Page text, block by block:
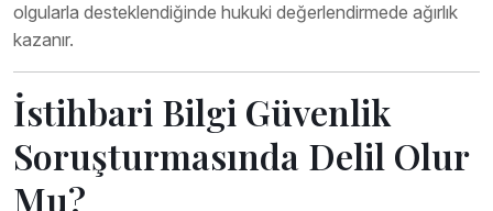
olgularla desteklendiğinde hukuki değerlendirmede ağırlık
kazanır.
İstihbari Bilgi Güvenlik
Soruşturmasında Delil Olur
Mu?